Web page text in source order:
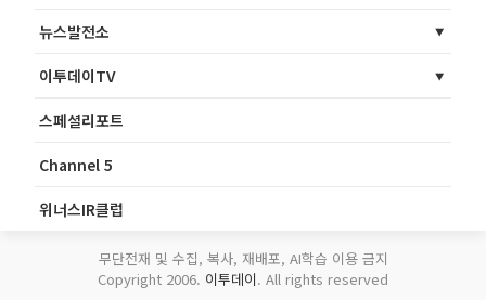
뉴스발전소
이투데이TV
스페셜리포트
Channel 5
위너스IR클럽
무단전재 및 수집, 복사, 재배포, AI학습 이용 금지
Copyright 2006. 이투데이. All rights reserved